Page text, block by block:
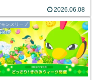
2026.06.08
モンスリープ